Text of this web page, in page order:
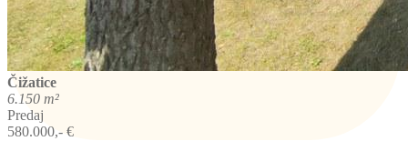
Čižatice
6.150 m²
Predaj
580.000,- €